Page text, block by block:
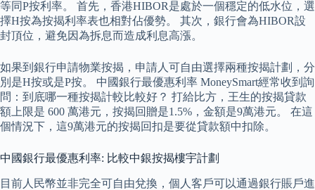
等同P按利率。 首先，香港HIBOR是處於一個穩定的低水位，選
擇H按為按揭利率表也相對佔優勢。 其次，銀行會為HIBOR設
封頂位，避免因為拆息而造成利息高漲。
如果到銀行申請物業按揭，申請人可自由選擇兩種按揭計劃，分
別是H按或是P按。 中國銀行最優惠利率 MoneySmart經常收到詢
問：到底哪一種按揭計較比較好？ 打給比方，王生的按揭貸款
額上限是 600 萬港元，按揭回贈是1.5%，金額是9萬港元。 在這
個情況下，這9萬港元的按揭回扣是要從貸款額中扣除。
中國銀行最優惠利率: 比較中銀按揭樓宇計劃
目前人民幣並非完全可自由兌換，個人客戶可以通過銀行賬戶進